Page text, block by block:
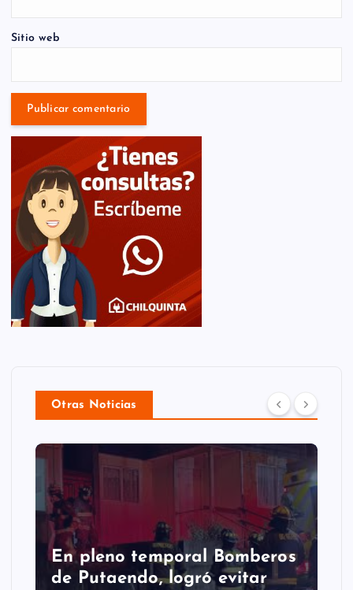
Sitio web
Otras Noticias
En pleno temporal Bomberos
de Putaendo, logró evitar